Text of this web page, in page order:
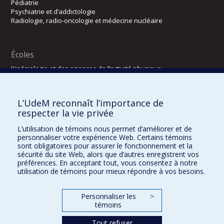
Pédiatrie
Psychiatrie et d’addictologie
Radiologie, radio-oncologie et médecine nucléaire
Écoles
Kinésiologie et des sciences de l’activité physique
Directions
DPC
CPASS
Éthique clinique
L’UdeM reconnaît l’importance de
respecter la vie privée
L’utilisation de témoins nous permet d’améliorer et de
personnaliser votre expérience Web. Certains témoins
sont obligatoires pour assurer le fonctionnement et la
sécurité du site Web, alors que d’autres enregistrent vos
préférences. En acceptant tout, vous consentez à notre
utilisation de témoins pour mieux répondre à vos besoins.
Personnaliser les
témoins
>